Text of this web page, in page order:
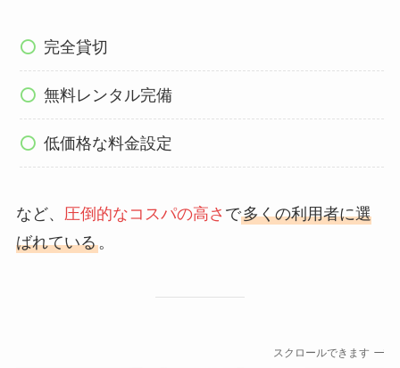
完全貸切
無料レンタル完備
低価格な料金設定
など、 圧倒的なコスパの高さ で多くの利用者に選
ばれている。
スクロールできます